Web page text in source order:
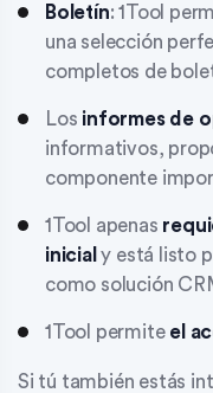
Boletín: 1Tool
una selección
completos de
Los informes de
informativos,
componente
1Tool apenas
inicial y está listo
como solución
1Tool permite el
Si tú también estás